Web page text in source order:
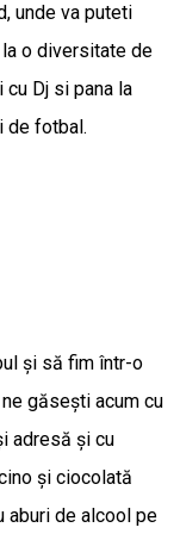
unde va puteti
o diversitate de
Dj si pana la
de fotbal.
și să fim într-o
găsești acum cu
adresă și cu
și ciocolată
aburi de alcool pe